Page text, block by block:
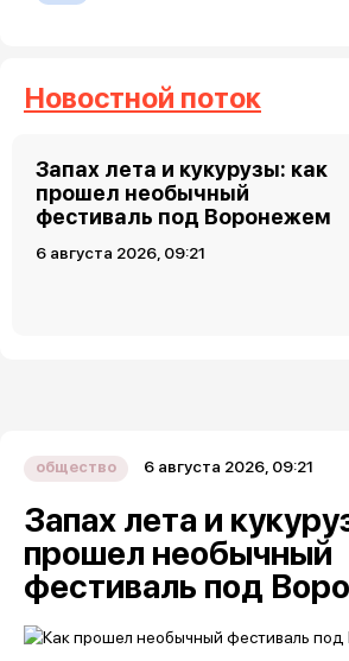
Новостной поток
Запах лета и кукурузы: как
прошел необычный
фестиваль под Воронежем
6 августа 2026, 09:21
общество 6 августа 2026, 09:21
Запах лета и
прошел необычный
фестиваль под